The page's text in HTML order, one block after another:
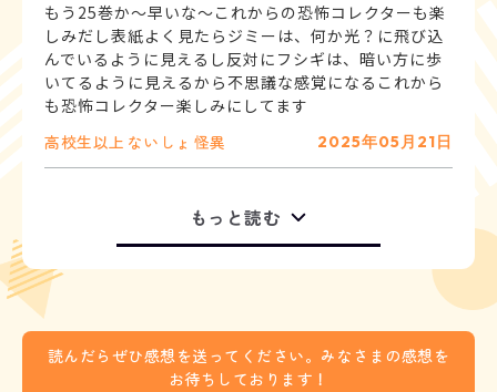
もう25巻か〜早いな〜これからの恐怖コレクターも楽
しみだし表紙よく見たらジミーは、何か光？に飛び込
んでいるように見えるし反対にフシギは、暗い方に歩
いてるように見えるから不思議な感覚になるこれから
高校生以上 ないしょ 怪異 2025年05月21日
もっと読む
読んだらぜひ感想を送ってください。みなさまの感想を
お待ちしております！